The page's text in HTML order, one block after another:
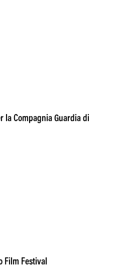
la Compagnia Guardia di
Film Festival